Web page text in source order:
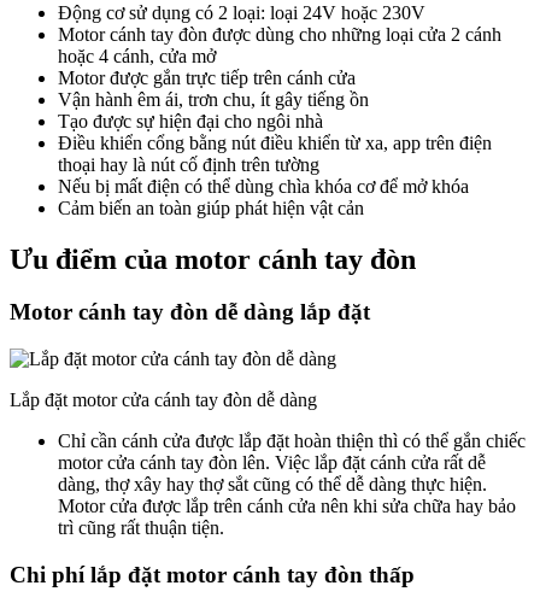
Động cơ sử dụng có 2 loại: loại 24V hoặc 230V
Motor cánh tay đòn được dùng cho những loại cửa 2 cánh
hoặc 4 cánh, cửa mở
Motor được gắn trực tiếp trên cánh cửa
Vận hành êm ái, trơn chu, ít gây tiếng ồn
Tạo được sự hiện đại cho ngôi nhà
Điều khiển cổng bằng nút điều khiển từ xa, app trên điện
thoại hay là nút cố định trên tường
Nếu bị mất điện có thể dùng chìa khóa cơ để mở khóa
Cảm biến an toàn giúp phát hiện vật cản
Ưu điểm của motor cánh tay đòn
Motor cánh tay đòn dễ dàng lắp đặt
Lắp đặt motor cửa cánh tay đòn dễ dàng
Chỉ cần cánh cửa được lắp đặt hoàn thiện thì có thể gắn chiếc
motor cửa cánh tay đòn lên. Việc lắp đặt cánh cửa rất dễ
dàng, thợ xây hay thợ sắt cũng có thể dễ dàng thực hiện.
Motor cửa được lắp trên cánh cửa nên khi sửa chữa hay bảo
trì cũng rất thuận tiện.
Chi phí lắp đặt motor cánh tay đòn thấp